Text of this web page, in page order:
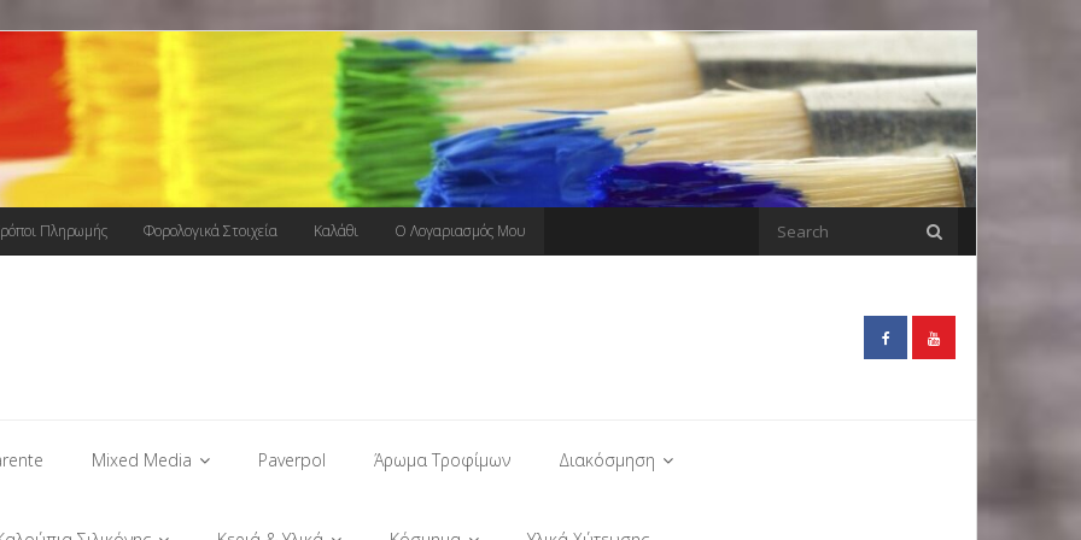
Πληρωμής Φορολογικά Στοιχεία Καλάθι Ο Λογαριασμός Μου
Mixed Media Paverpol Άρωμα Τροφίμων Διακόσμηση